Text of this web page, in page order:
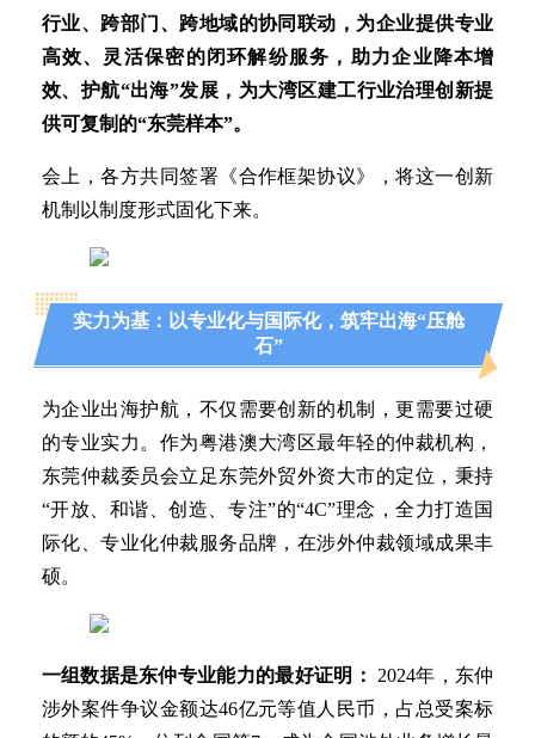
行业、跨部门、跨地域的协同联动，为企业提供专业
高效、灵活保密的闭环解纷服务，助力企业降本增
效、护航“出海”发展，为大湾区建工行业治理创新提
供可复制的“东莞样本”。
会上，各方共同签署《合作框架协议》，将这一创新
机制以制度形式固化下来。
实力为基：以专业化与国际化，筑牢出海“压舱
石”
为企业出海护航，不仅需要创新的机制，更需要过硬
的专业实力。作为粤港澳大湾区最年轻的仲裁机构，
东莞仲裁委员会立足东莞外贸外资大市的定位，秉持
“开放、和谐、创造、专注”的“4C”理念，全力打造国
际化、专业化仲裁服务品牌，在涉外仲裁领域成果丰
硕。
一组数据是东仲专业能力的最好证明：
2024年，东仲
涉外案件争议金额达46亿元等值人民币，占总受案标